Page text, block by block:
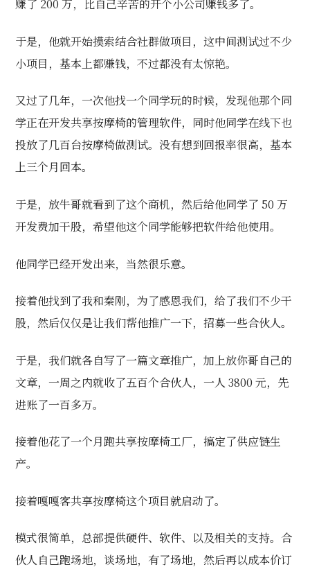
赚了 200 万，比自己辛苦的开个小公司赚钱多了。
于是，他就开始摸索结合社群做项目，这中间测试过不少
小项目，基本上都赚钱，不过都没有太惊艳。
又过了几年，一次他找一个同学玩的时候，发现他那个同
学正在开发共享按摩椅的管理软件，同时他同学在线下也
投放了几百台按摩椅做测试。没有想到回报率很高，基本
上三个月回本。
于是，放牛哥就看到了这个商机，然后给他同学了 50 万
开发费加干股，希望他这个同学能够把软件给他使用。
他同学已经开发出来，当然很乐意。
接着他找到了我和秦刚，为了感恩我们，给了我们不少干
股，然后仅仅是让我们帮他推广一下，招募一些合伙人。
于是，我们就各自写了一篇文章推广，加上放你哥自己的
文章，一周之内就收了五百个合伙人，一人 3800 元，先
进账了一百多万。
接着他花了一个月跑共享按摩椅工厂，搞定了供应链生
产。
接着嘎嘎客共享按摩椅这个项目就启动了。
模式很简单，总部提供硬件、软件、以及相关的支持。合
伙人自己跑场地，谈场地，有了场地，然后再以成本价订